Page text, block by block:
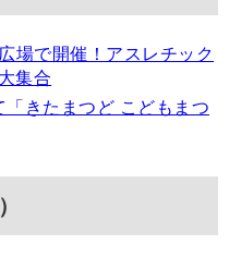
場で開催！アスレチック
集合
きたまつど こどもまつ